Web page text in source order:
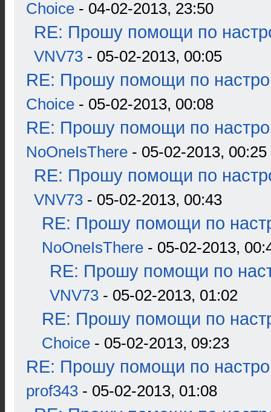
Choice - 04-02-2013, 23:50
RE: Прошу помощи по
VNV73 - 05-02-2013, 00:05
RE: Прошу помощи по
Choice - 05-02-2013, 00:08
RE: Прошу помощи по
NoOneIsThere - 05-02-2013, 00:25
RE: Прошу помощи по
VNV73 - 05-02-2013, 00:43
RE: Прошу помощи по
NoOneIsThere - 05-02-2013,
RE: Прошу помощи по
VNV73 - 05-02-2013, 01:02
RE: Прошу помощи по
Choice - 05-02-2013, 09:23
RE: Прошу помощи по
prof343 - 05-02-2013, 01:08